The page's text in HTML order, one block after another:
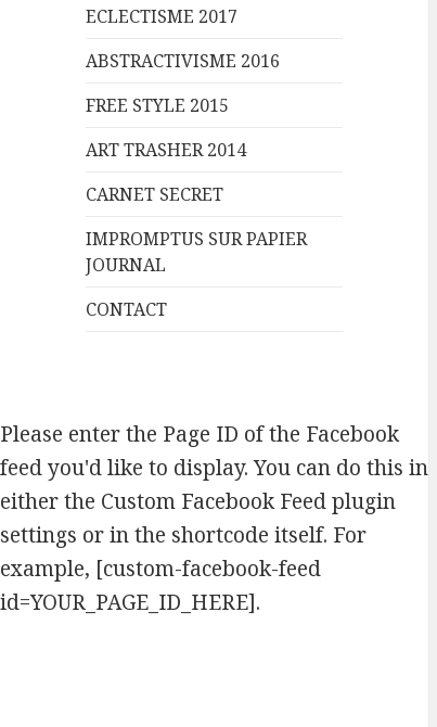
ECLECTISME 2017
ABSTRACTIVISME 2016
FREE STYLE 2015
ART TRASHER 2014
CARNET SECRET
IMPROMPTUS SUR PAPIER
JOURNAL
CONTACT
Please enter the Page ID of the Facebook
feed you'd like to display. You can do this in
either the Custom Facebook Feed plugin
settings or in the shortcode itself. For
example, [custom-facebook-feed
id=YOUR_PAGE_ID_HERE].